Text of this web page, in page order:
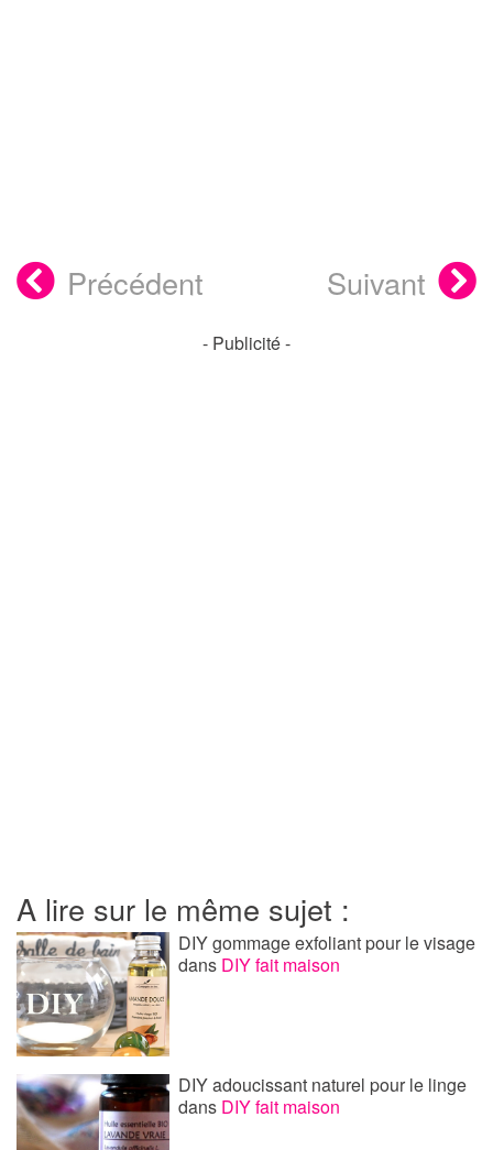
Précédent Suivant
- Publicité -
A lire sur le même sujet :
DIY gommage exfoliant pour le visage
dans DIY fait maison
DIY adoucissant naturel pour le linge
dans DIY fait maison